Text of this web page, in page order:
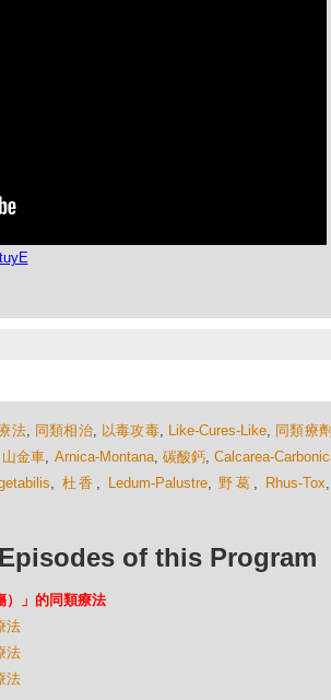
法, 同類相治, 以毒攻毒, Like-Cures-Like, 同類療劑
山金車, Arnica-Montana, 碳酸鈣,Calcarea-
, 杜香 , Ledum-Palustre,野葛 , Rhus-Tox
of this Program
）」的同類療法
法
法
法